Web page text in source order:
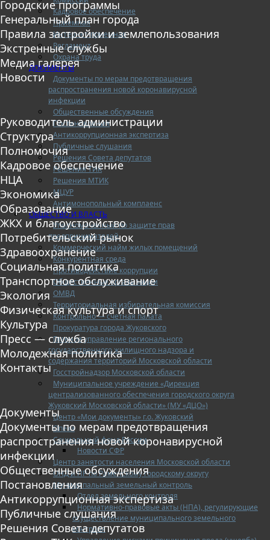
Кадровое обеспечение
Приемная
Интернет-приемная
Регламент
Охрана труда
ДОКУМЕНТЫ
Документы по мерам предотвращения
распространения новой коронавирусной
инфекции
Общественные обсуждения
Постановления
Антикоррупционная экспертиза
Публичные слушания
Решения Совета депутатов
Решения ТИК
Решения МТИК
МЦУР
Антимонопольный комплаенс
ОБЩЕСТВО И ВЛАСТЬ
Уполномоченный по защите прав
предпринимателей
Коммерческий найм жилых помещений
Конкурентная среда
Противодействие коррупции
Общественные организации
ОМВД
Территориальная избирательная комиссия
Контрольно — счетная палата
Прокуратура города Жуковского
Главное управление регионального
государственного жилищного надзора и
содержания территорий Московской области
Госстройнадзор Московской области
Муниципальное учреждение «Дирекция
централизованного обеспечения городского округа
Жуковский Московской области» (МУ «ДЦО»)
Центр «Мои документы» г.о. Жуковский
Опека
Социальный фонд России
Новости СФР
Центр занятости населения Московской области
ОНД и ПР по Раменскому городскому округу
Муниципальный земельный контроль
Отдел земельного контроля
Нормативно-правовые акты (НПА), регулирующие
осуществление муниципального земельного
контроля
Городские программы
Генеральный план города
Правила застройки и землепользования
Экстренные службы
Медиа галерея
Новости
Руководитель администрации
Структура
Полномочия
Кадровое обеспечение
НЦА
Экономика
Образование
ЖКХ и благоустройство
Потребительский рынок
Здравоохранение
Социальная политика
Транспортное обслуживание
Экология
Физическая культура и спорт
Культура
Пресс — служба
Молодежная политика
Контакты
Документы
Документы по мерам предотвращения
распространения новой коронавирусной
инфекции
Общественные обсуждения
Постановления
Антикоррупционная экспертиза
Публичные слушания
Решения Совета депутатов